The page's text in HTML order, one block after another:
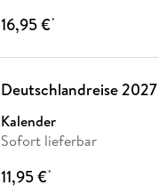
16,95 €*
Deutschlandreise 2027
Kalender
Sofort lieferbar
11,95 €*